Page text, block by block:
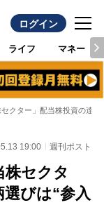
ログイン
ライフ マネー
クター」配当株投資の達
19:00 週刊ポスト
株セクタ
びは“参入